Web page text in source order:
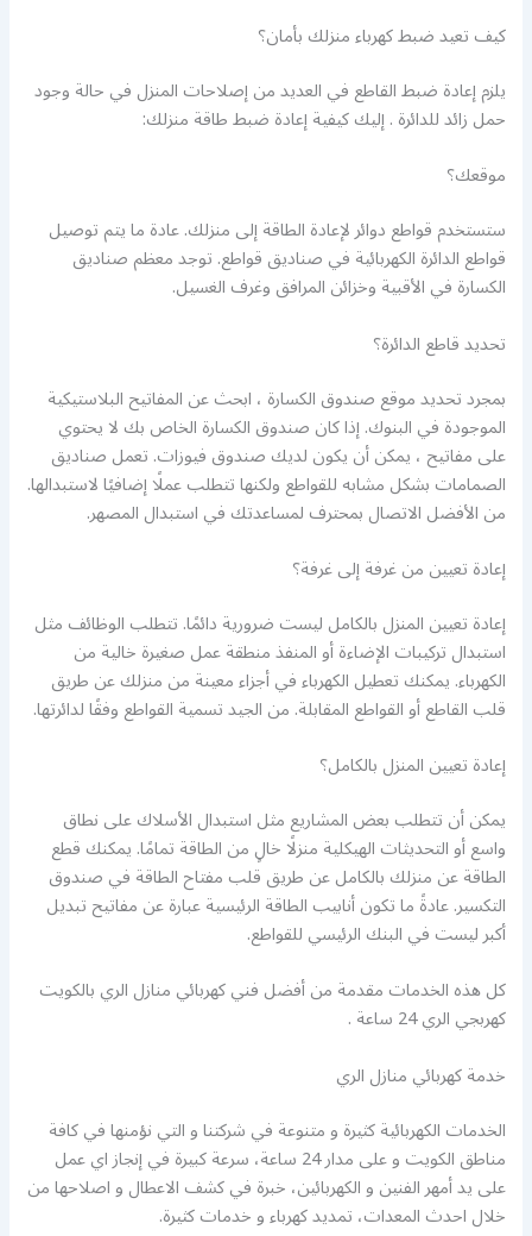
كيف تعيد ضبط كهرباء منزلك بأمان؟
يلزم إعادة ضبط القاطع في العديد من إصلاحات المنزل في حالة وجود
حمل زائد للدائرة . إليك كيفية إعادة ضبط طاقة منزلك:
موقعك؟
ستستخدم قواطع دوائر لإعادة الطاقة إلى منزلك. عادة ما يتم توصيل
قواطع الدائرة الكهربائية في صناديق قواطع. توجد معظم صناديق
الكسارة في الأقبية وخزائن المرافق وغرف الغسيل.
تحديد قاطع الدائرة؟
بمجرد تحديد موقع صندوق الكسارة ، ابحث عن المفاتيح البلاستيكية
الموجودة في البنوك. إذا كان صندوق الكسارة الخاص بك لا يحتوي
على مفاتيح ، يمكن أن يكون لديك صندوق فيوزات. تعمل صناديق
الصمامات بشكل مشابه للقواطع ولكنها تتطلب عملًا إضافيًا لاستبدالها.
من الأفضل الاتصال بمحترف لمساعدتك في استبدال المصهر.
إعادة تعيين من غرفة إلى غرفة؟
إعادة تعيين المنزل بالكامل ليست ضرورية دائمًا. تتطلب الوظائف مثل
استبدال تركيبات الإضاءة أو المنفذ منطقة عمل صغيرة خالية من
الكهرباء. يمكنك تعطيل الكهرباء في أجزاء معينة من منزلك عن طريق
قلب القاطع أو القواطع المقابلة. من الجيد تسمية القواطع وفقًا لدائرتها.
إعادة تعيين المنزل بالكامل؟
يمكن أن تتطلب بعض المشاريع مثل استبدال الأسلاك على نطاق
واسع أو التحديثات الهيكلية منزلًا خالٍ من الطاقة تمامًا. يمكنك قطع
الطاقة عن منزلك بالكامل عن طريق قلب مفتاح الطاقة في صندوق
التكسير. عادةً ما تكون أنابيب الطاقة الرئيسية عبارة عن مفاتيح تبديل
أكبر ليست في البنك الرئيسي للقواطع.
كل هذه الخدمات مقدمة من أفضل فني كهربائي منازل الري بالكويت
كهربجي الري 24 ساعة .
خدمة كهربائي منازل الري
الخدمات الكهربائية كثيرة و متنوعة في شركتنا و التي نؤمنها في كافة
مناطق الكويت و على مدار 24 ساعة، سرعة كبيرة في إنجاز اي عمل
على يد أمهر الفنين و الكهربائين، خبرة في كشف الاعطال و اصلاحها من
خلال احدث المعدات، تمديد كهرباء و خدمات كثيرة.